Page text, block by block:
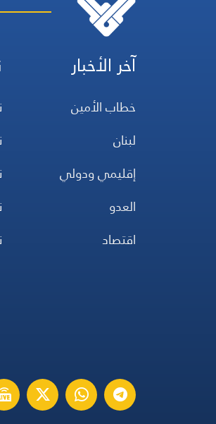
آخر الأخبار
خطاب الأمين
لبنان
إقليمي ودولي
العدو
اقتصاد